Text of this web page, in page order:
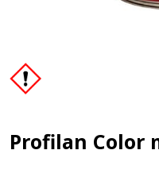
Profilan Color